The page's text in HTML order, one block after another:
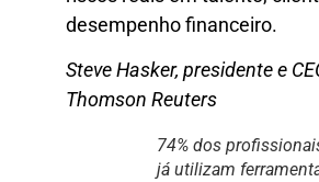
desempenho financeiro.
Steve Hasker, presidente e
Thomson Reuters
74% dos
já utilizam